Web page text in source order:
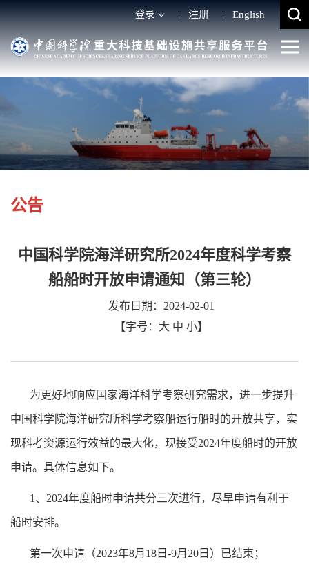
登录 注册 English
公告
中国科学院海洋研究所2024年度科学考察
船船时开放申请通知（第三轮）
发布日期：2024-02-01
【字号： 大 中 小】
为更好地响应国家海洋科学考察研究需求，进一步提升
中国科学院海洋研究所科学考察船运行船时的开放共享，实
现科考资源运行效益的最大化，现接受2024年度船时的开放
申请。具体信息如下。
1 、 2024年度船时申请共分三次进行，尽早申请有利于
船时安排。
第一次申请（2023年8月 18 日 -9月 20 日）已结束；